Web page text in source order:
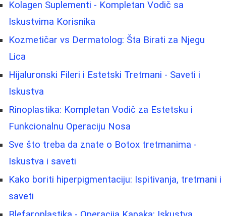
Kolagen Suplementi - Kompletan Vodič sa
Iskustvima Korisnika
Kozmetičar vs Dermatolog: Šta Birati za Njegu
Lica
Hijaluronski Fileri i Estetski Tretmani - Saveti i
Iskustva
Rinoplastika: Kompletan Vodič za Estetsku i
Funkcionalnu Operaciju Nosa
Sve što treba da znate o Botox tretmanima -
Iskustva i saveti
Kako boriti hiperpigmentaciju: Ispitivanja, tretmani i
saveti